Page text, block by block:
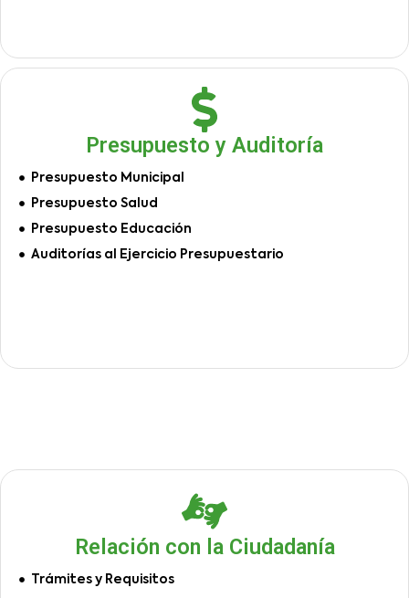
Presupuesto y Auditoría
Presupuesto Municipal
Presupuesto Salud
Presupuesto Educación
Auditorías al Ejercicio Presupuestario
Relación con la Ciudadanía
Trámites y Requisitos